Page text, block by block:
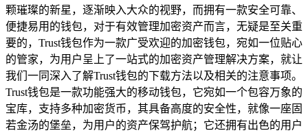
颗璀璨的新星，逐渐映入大众的视野，而拥有一款安全可靠、
便捷易用的钱包，对于有效管理加密资产而言，无疑是至关重
要的，Trust钱包作为一款广受欢迎的加密钱包，宛如一位贴心
的管家，为用户呈上了一站式的加密资产管理解决方案，就让
我们一同深入了解Trust钱包的下载方法以及相关的注意事项。
Trust钱包是一款功能强大的移动钱包，它宛如一个包容万象的
宝库，支持多种加密货币，其具备高度的安全性，就像一座固
若金汤的堡垒，为用户的资产保驾护航；它还拥有出色的用户